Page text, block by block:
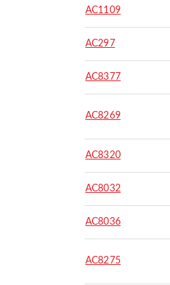
AC1109
AC297
AC8377
AC8269
AC8320
AC8032
AC8036
AC8275